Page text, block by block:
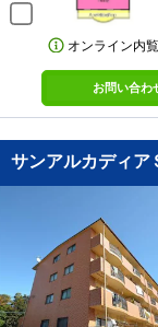
オンライン内
お問い合わ
サンアルカディア